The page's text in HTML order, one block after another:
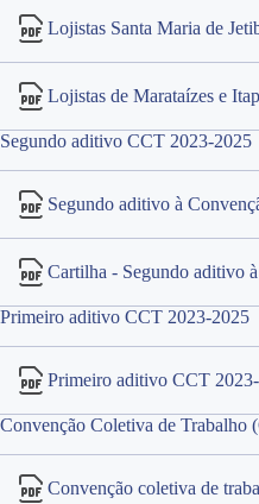
Lojistas Santa Maria de
Lojistas de Marataízes e
Segundo aditivo CCT 2023-2025
Segundo aditivo à
Cartilha - Segundo aditivo
Primeiro aditivo CCT 2023-2025
Primeiro aditivo CCT
Convenção Coletiva de Trabalho
Convenção coletiva de